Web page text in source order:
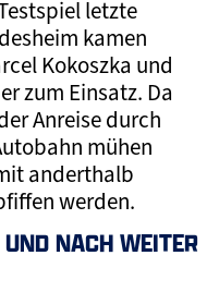
letzte
kamen
Kokoszka und
zum Einsatz. Da
Anreise durch
mühen
anderthalb
werden.
NACH WEITER